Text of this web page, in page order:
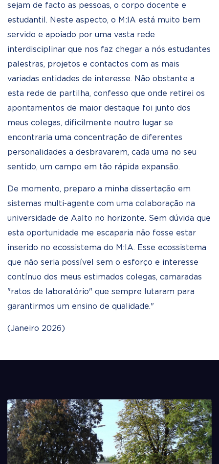
sejam de facto as pessoas, o corpo docente e
estudantil. Neste aspecto, o M:IA está muito bem
servido e apoiado por uma vasta rede
interdisciplinar que nos faz chegar a nós estudantes
palestras, projetos e contactos com as mais
variadas entidades de interesse. Não obstante a
esta rede de partilha, confesso que onde retirei os
apontamentos de maior destaque foi junto dos
meus colegas, dificilmente noutro lugar se
encontraria uma concentração de diferentes
personalidades a desbravarem, cada uma no seu
sentido, um campo em tão rápida expansão.
De momento, preparo a minha dissertação em
sistemas multi-agente com uma colaboração na
universidade de Aalto no horizonte. Sem dúvida que
esta oportunidade me escaparia não fosse estar
inserido no ecossistema do M:IA. Esse ecossistema
que não seria possível sem o esforço e interesse
contínuo dos meus estimados colegas, camaradas
"ratos de laboratório" que sempre lutaram para
garantirmos um ensino de qualidade."
(Janeiro 2026)